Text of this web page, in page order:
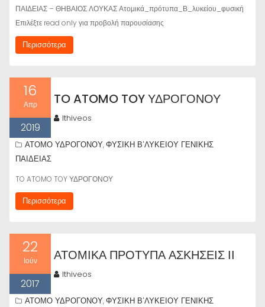
ΠΑΙΔΕΙΑΣ – ΘΗΒΑΙΟΣ ΛΟΥΚΑΣ Ατομικά_πρότυπα_Β_λυκείου_φυσική
Επιλέξτε read only για προβολή παρουσίασης
Περισσότερα
16
Απρ
2019
TO ATOMO TOY ΥΔΡΟΓΟΝΟΥ
lthiveos
ΑΤΟΜΟ ΥΔΡΟΓΟΝΟΥ,ΦΥΣΙΚΗ Β'ΛΥΚΕΙΟΥ ΓΕΝΙΚΗΣ
ΠΑΙΔΕΙΑΣ
TO ATOMO TOY ΥΔΡΟΓΟΝΟΥ
Περισσότερα
22
Ιούν
2017
ΑΤΟΜΙΚΑ ΠΡΟΤΥΠΑ ΑΣΚΗΣΕΙΣ ΙΙ
lthiveos
ΑΤΟΜΟ ΥΔΡΟΓΟΝΟΥ,ΦΥΣΙΚΗ Β'ΛΥΚΕΙΟΥ ΓΕΝΙΚΗΣ